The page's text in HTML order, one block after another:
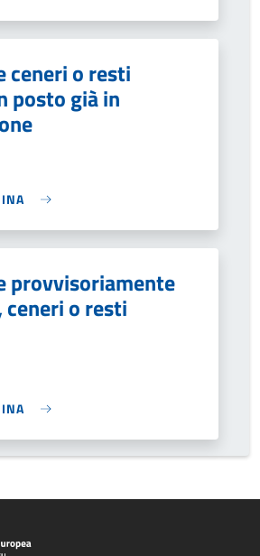
ceneri o resti
posto già in
provvisoriamente
ceneri o resti